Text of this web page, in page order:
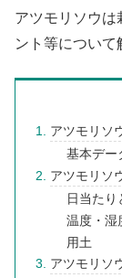
アツモリソウは
ント等について
アツモリソ
基本デー
アツモリソ
日当たり
温度・湿
用土
アツモリソ